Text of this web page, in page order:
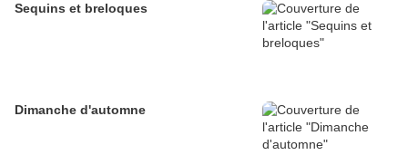
Sequins et breloques
Dimanche d'automne